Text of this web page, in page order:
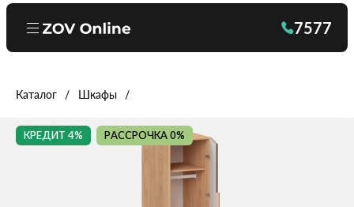
7577
Каталог Шкафы
КРЕДИТ 4% РАССРОЧКА 0%